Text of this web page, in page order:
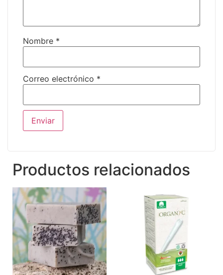
Nombre *
Correo electrónico *
Productos relacionados